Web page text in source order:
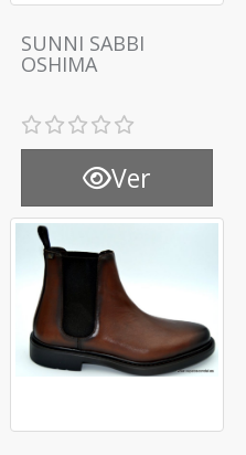
SUNNI SABBI
OSHIMA
Ver